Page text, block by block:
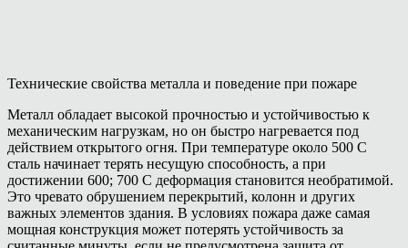
Технические свойства металла и поведение при пожаре
Металл обладает высокой прочностью и устойчивостью к
механическим нагрузкам, но он быстро нагревается под
действием открытого огня. При температуре около 500 C
сталь начинает терять несущую способность, а при
достижении 600; 700 C деформация становится необратимой.
Это чревато обрушением перекрытий, колонн и других
важных элементов здания. В условиях пожара даже самая
мощная конструкция может потерять устойчивость за